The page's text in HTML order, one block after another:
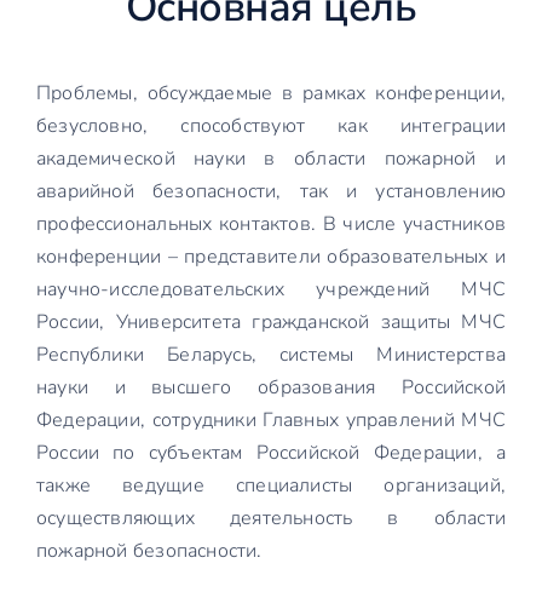
Проблемы, обсуждаемые в рамках конференции,
безусловно, способствуют как интеграции
академической науки в области пожарной и
аварийной безопасности, так и установлению
профессиональных контактов. В числе участников
конференции – представители образовательных и
научно-исследовательских учреждений МЧС
России, Университета гражданской защиты МЧС
Республики Беларусь, системы Министерства
науки и высшего образования Российской
Федерации, сотрудники Главных управлений МЧС
России по субъектам Российской Федерации, а
также ведущие специалисты организаций,
осуществляющих деятельность в области
пожарной безопасности.